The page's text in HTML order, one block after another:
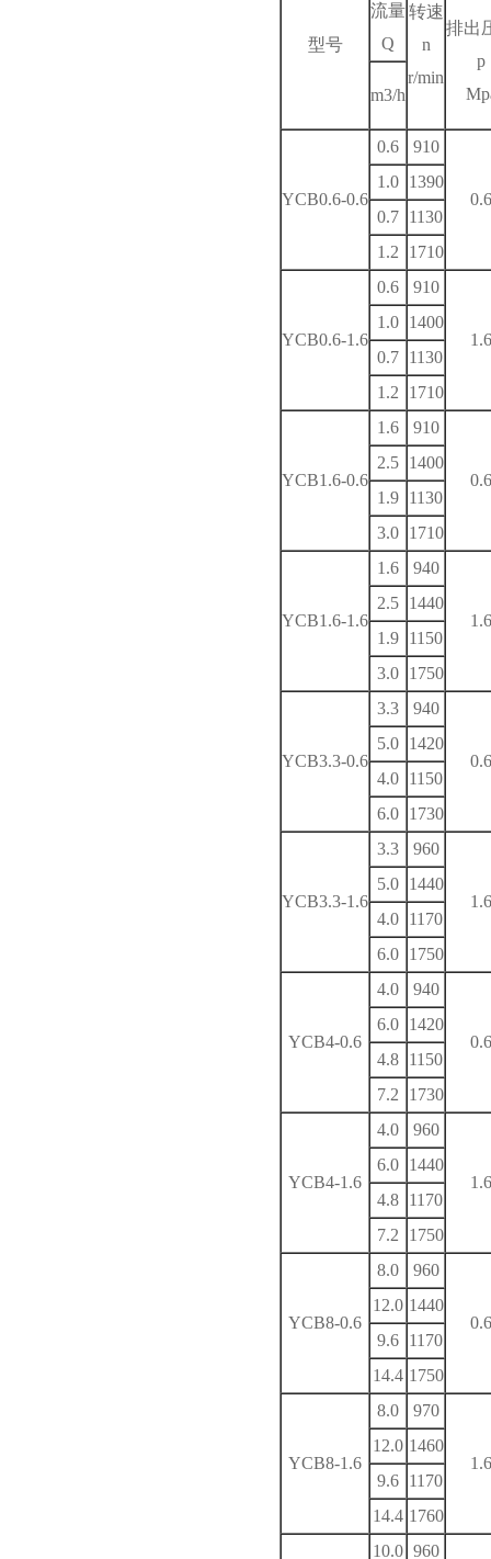
型号
流量
Q
转速
n
r/min
排出
p
m3/h
YCB0.6-0.6
0.6 910
0.6
1.0 1390
0.7 1130
1.2
1710
YCB0.6-1.6
0.6 910
1.6
1.0 1400
0.7 1130
1.2
1710
YCB1.6-0.6
1.6 910
0.6
2.5 1400
1.9 1130
3.0 1710
YCB1.6-1.6
1.6 940
1.6
2.5 1440
1.9 1150
3.0 1750
YCB3.3-0.6
3.3 940
0.6
5.0 1420
4.0 1150
6.0 1730
YCB3.3-1.6
3.3 960
1.6
5.0 1440
4.0 1170
6.0 1750
YCB4-0.6
4.0 940
0.6
6.0 1420
4.8 1150
7.2
1730
YCB4-1.6
4.0 960
1.6
6.0 1440
4.8 1170
7.2
1750
YCB8-0.6
8.0 960
0.6
12.0 1440
9.6 1170
14.4 1750
YCB8-1.6
8.0 970
1.6
12.0 1460
9.6 1170
14.4 1760
10.0 960